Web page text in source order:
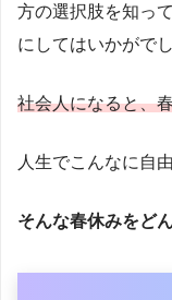
方の選択肢を知っ
にしてはいかがで
社会人になると、
人生でこんなに自
そんな春休みをど